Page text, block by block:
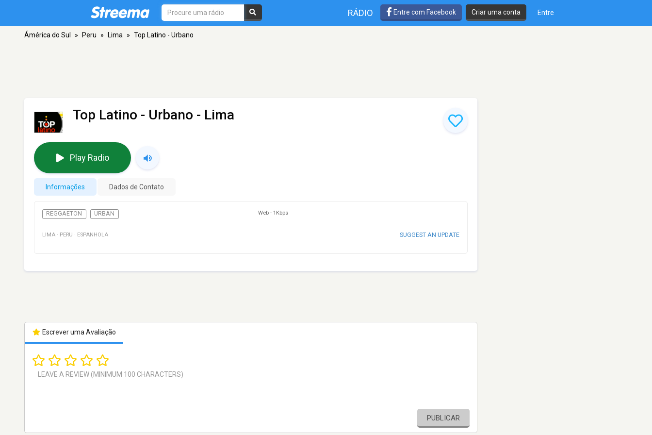
RÁDIO Entre com Facebook Criar uma conta Entre
Ámérica do Sul » Peru » Lima » Top Latino - Urbano
Top Latino - Urbano - Lima
Play Radio
Informações Dados de Contato
REGGAETON URBAN Web - 1Kbps
LIMA · PERU · ESPANHOLA SUGGEST AN UPDATE
Escrever uma Avaliação
PUBLICAR